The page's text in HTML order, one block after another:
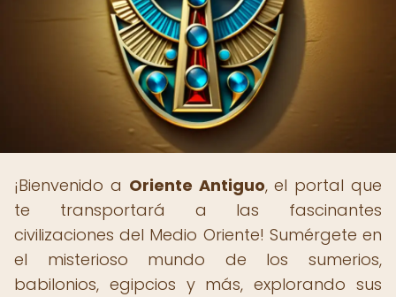
¡Bienvenido a Oriente Antiguo, el portal que
te transportará a las fascinantes
civilizaciones del Medio Oriente! Sumérgete en
el misterioso mundo de los sumerios,
babilonios, egipcios y más, explorando sus